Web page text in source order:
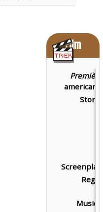
Film
Première
americana:
Storia:
Screenplay:
Regia:
Musica: